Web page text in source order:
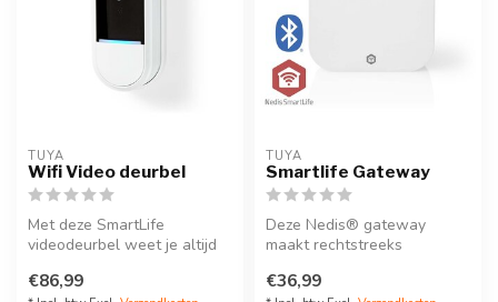
TUYA
Wifi Video deurbel
Met deze SmartLife
videodeurbel weet je altijd
staat, ...
€86,99
TUYA
Smartlife Gateway
Deze Nedis® gateway
maakt rechtstreeks
zodat er geen et...
€36,99